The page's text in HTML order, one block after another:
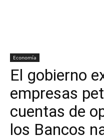
Economía
El gobierno
empresas
cuentas de
los Bancos